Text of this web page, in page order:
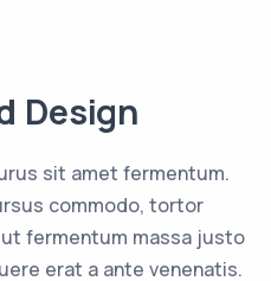
Design
sit amet fermentum.
commodo, tortor
fermentum massa justo
erat a ante venenatis.